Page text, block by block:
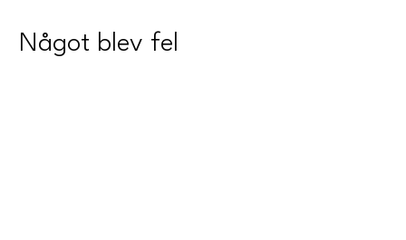
Något blev fel